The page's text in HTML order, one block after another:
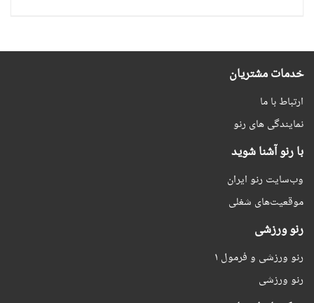
خدمات مشتریان
ارتباط با ما
نمایندگی های رنو
با رنو آشنا شوید
وب‌سایت رنو ایران
موقعیت‌های شغلی
رنو ورزشی
رنو ورزشی و فرمول ۱
رنو ورزشی